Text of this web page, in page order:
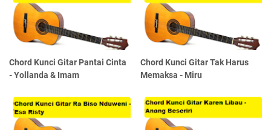
Chord Kunci Gitar Pantai Cinta
- Yollanda & Imam
Chord Kunci Gitar Tak Harus
Memaksa - Miru